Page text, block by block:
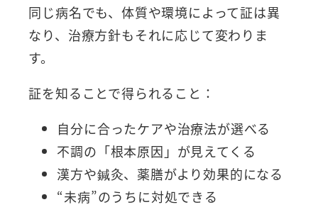
同じ病名でも、体質や環境によって証は異
なり、治療方針もそれに応じて変わりま
す。
証を知ることで得られること：
自分に合ったケアや治療法が選べる
不調の「根本原因」が見えてくる
漢方や鍼灸、薬膳がより効果的になる
“未病”のうちに対処できる